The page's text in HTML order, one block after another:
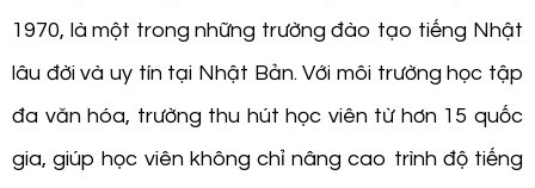
1970, là một trong những trường đào tạo tiếng Nhật
lâu đời và uy tín tại Nhật Bản. Với môi trường học tập
đa văn hóa, trường thu hút học viên từ hơn 15 quốc
gia, giúp học viên không chỉ nâng cao trình độ tiếng